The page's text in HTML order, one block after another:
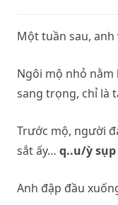
Một tuần sau, anh
Ngôi mộ nhỏ nằm
sang trọng, chỉ là
Trước mộ, người
sắt ấy… q..u/ỳ
Anh đập đầu